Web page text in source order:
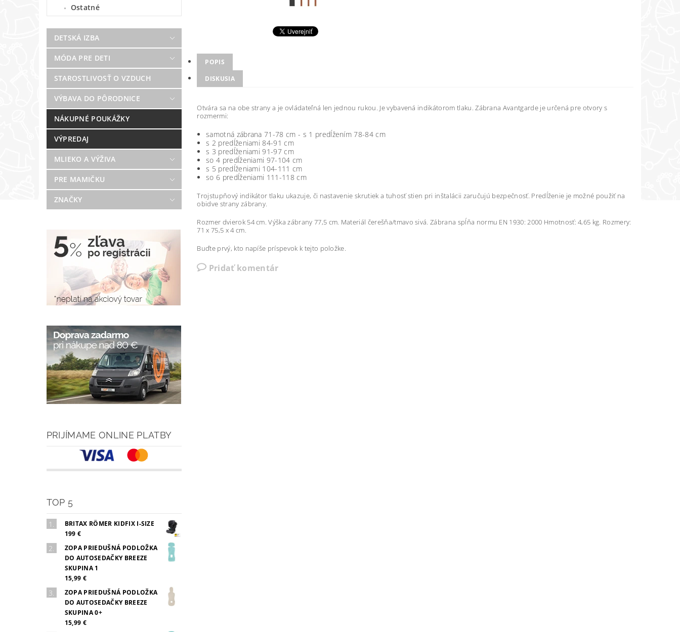
Ostatné
DETSKÁ IZBA
MÓDA PRE DETI
STAROSTLIVOSŤ O VZDUCH
VÝBAVA DO PÔRODNICE
NÁKUPNÉ POUKÁŽKY
VÝPREDAJ
MLIEKO A VÝŽIVA
PRE MAMIČKU
ZNAČKY
PRIJÍMAME ONLINE PLATBY
TOP 5
BRITAX RÖMER KIDFIX I-SIZE
199 €
ZOPA PRIEDUŠNÁ PODLOŽKA
DO AUTOSEDAČKY BREEZE
SKUPINA 1
15,99 €
ZOPA PRIEDUŠNÁ PODLOŽKA
DO AUTOSEDAČKY BREEZE
SKUPINA 0+
15,99 €
POPIS
DISKUSIA
Otvára sa na obe strany a je ovládateľná len jednou rukou. Je vybavená indikátorom tlaku. Zábrana Avantgarde je určená pre otvory s
rozmermi:
samotná zábrana 71-78 cm - s 1 predĺžením 78-84 cm
s 2 predĺženiami 84-91 cm
s 3 predĺženiami 91-97 cm
so 4 predĺženiami 97-104 cm
s 5 predĺženiami 104-111 cm
so 6 predĺženiami 111-118 cm
Trojstupňový indikátor tlaku ukazuje, či nastavenie skrutiek a tuhosť stien pri inštalácii zaručujú bezpečnosť. Predĺženie je možné použiť na
obidve strany zábrany.
Rozmer dvierok 54 cm. Výška zábrany 77,5 cm. Materiál čerešňa/tmavo sivá. Zábrana spĺňa normu EN 1930: 2000 Hmotnosť: 4,65 kg. Rozmery:
71 x 75,5 x 4 cm.
Buďte prvý, kto napíše príspevok k tejto položke.
Pridať komentár